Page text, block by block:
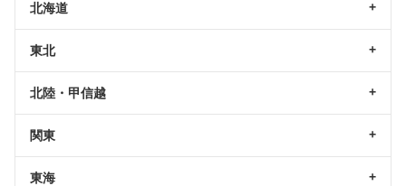
北海道
東北
北陸・甲信越
関東
東海